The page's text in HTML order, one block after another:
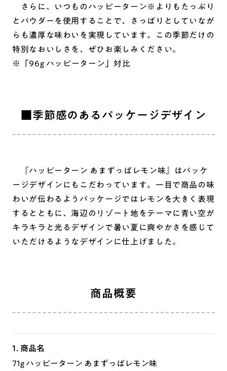
さらに、いつものハッピーターン※よりもたっぷり
とパウダーを使用することで、さっぱりとしていなが
らも濃厚な味わいを実現しています。この季節だけの
特別なおいしさを、ぜひお楽しみください。
※「96g ハッピーターン」対比
■季節感のあるパッケージデザイン
『ハッピーターン あまずっぱレモン味』はパッケ
ージデザインにもこだわっています。一目で商品の味
わいが伝わるようパッケージではレモンを大きく表現
するとともに、海辺のリゾート地をテーマに青い空が
キラキラと光るデザインで暑い夏に爽やかさを感じて
いただけるようなデザインに仕上げました。
商品概要
1. 商品名
71g ハッピーターン あまずっぱレモン味